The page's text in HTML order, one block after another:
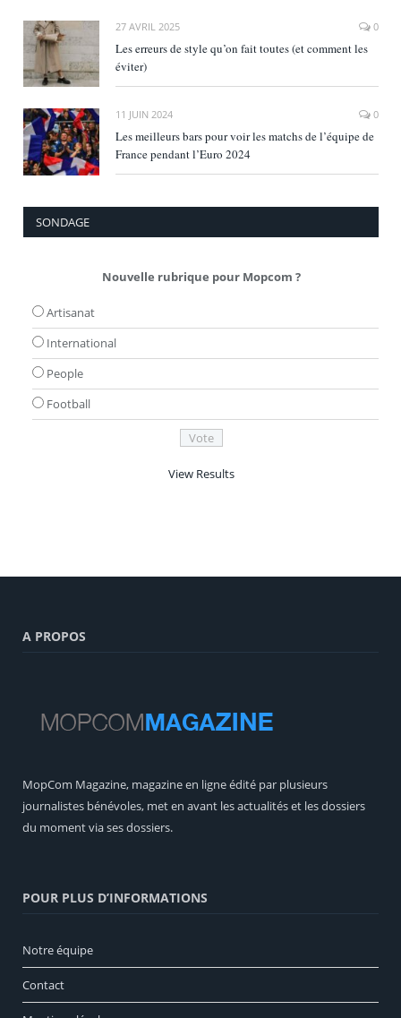
27 AVRIL 2025 0
Les erreurs de style qu’on fait toutes (et comment les
éviter)
11 JUIN 2024 0
Les meilleurs bars pour voir les matchs de l’équipe de
France pendant l’Euro 2024
SONDAGE
Nouvelle rubrique pour Mopcom ?
Artisanat
International
People
Football
View Results
A PROPOS
MopCom Magazine, magazine en ligne édité par plusieurs
journalistes bénévoles, met en avant les actualités et les dossiers
du moment via ses dossiers.
POUR PLUS D’INFORMATIONS
Notre équipe
Contact